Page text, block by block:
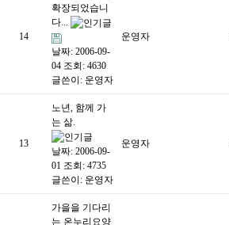
14
확장되었습니
다...
날짜: 2006-09-
04 조회: 4630
글쓴이: 운영자
운영자
13
노년, 함께 가
는 삶.
날짜: 2006-09-
01 조회: 4735
글쓴이: 운영자
운영자
가을을 기다리
는 온누리요양